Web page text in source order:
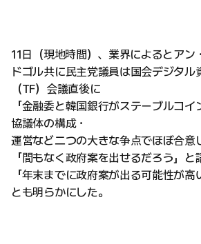
11日（現地時間）、業界によるとアン・
ドゴル共に民主党議員は国会デジタル
（TF）会議直後に
「金融委と韓国銀行がステーブルコ
協議体の構成・
運営など二つの大きな争点でほぼ合意
「間もなく政府案を出せるだろう」と
「年末までに政府案が出る可能性が高
とも明らかにした。